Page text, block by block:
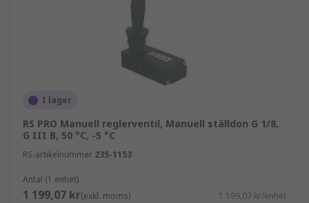
I lager
RS PRO Manuell reglerventil, Manuell ställdon G 1/8,
G III B, 50 °C, -5 °C
RS-artikelnummer 235-1153
Antal (1 enhet)
1 199,07 kr(exkl. moms) 1 199,07 kr/enhet